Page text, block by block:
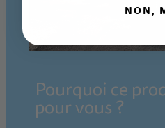
Pourquoi ce
pour vous ?
NON,